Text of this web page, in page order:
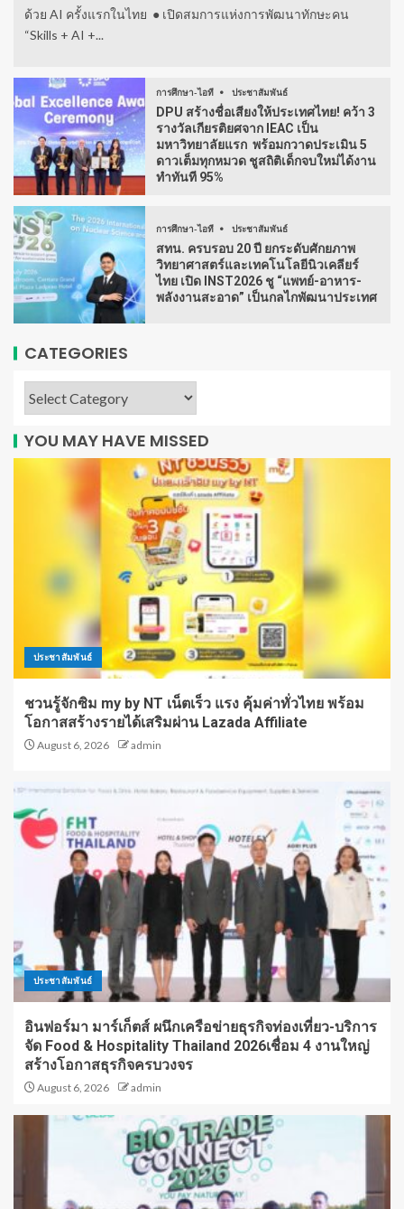
ด้วย AI ครั้งแรกในไทย ● เปิดสมการแห่งการพัฒนาทักษะคน
“Skills + AI +...
การศึกษา-ไอที ประชาสัมพันธ์
DPU สร้างชื่อเสียงให้ประเทศไทย! คว้า 3
รางวัลเกียรติยศจาก IEAC เป็น
มหาวิทยาลัยแรก พร้อมกวาดประเมิน 5
ดาวเต็มทุกหมวด ชูสถิติเด็กจบใหม่ได้งาน
ทำทันที 95%
การศึกษา-ไอที ประชาสัมพันธ์
สทน. ครบรอบ 20 ปี ยกระดับศักยภาพ
วิทยาศาสตร์และเทคโนโลยีนิวเคลียร์
ไทย เปิด INST2026 ชู “แพทย์-อาหาร-
พลังงานสะอาด” เป็นกลไกพัฒนาประเทศ
CATEGORIES
YOU MAY HAVE MISSED
ประชาสัมพันธ์
ชวนรู้จักซิม my by NT เน็ตเร็ว แรง คุ้มค่าทั่วไทย พร้อม
โอกาสสร้างรายได้เสริมผ่าน Lazada Affiliate
August 6, 2026 admin
ประชาสัมพันธ์
อินฟอร์มา มาร์เก็ตส์ ผนึกเครือข่ายธุรกิจท่องเที่ยว-บริการ
จัด Food & Hospitality Thailand 2026เชื่อม 4 งานใหญ่
สร้างโอกาสธุรกิจครบวงจร
August 6, 2026 admin